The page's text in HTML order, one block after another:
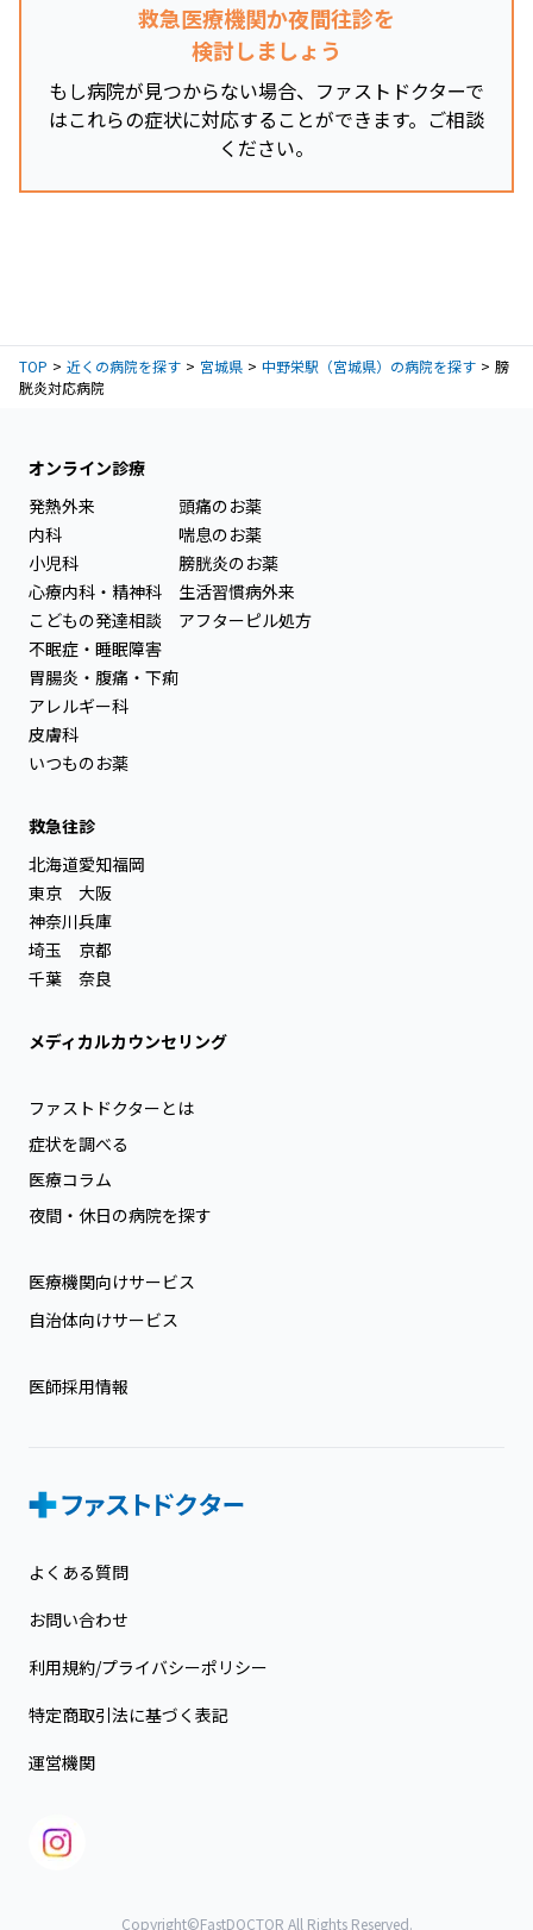
救急医療機関か夜間往診を
検討しましょう
もし病院が見つからない場合、ファストドクターで
はこれらの症状に対応することができます。ご相談
ください。
TOP 近くの病院を探す 宮城県 中野栄駅（宮城県）の病院を探す
膀
胱炎対応病院
オンライン診療
発熱外来
内科
小児科
心療内科・精神科
こどもの発達相談
不眠症・睡眠障害
胃腸炎・腹痛・下痢
アレルギー科
皮膚科
いつものお薬
頭痛のお薬
喘息のお薬
膀胱炎のお薬
生活習慣病外来
アフターピル処方
救急往診
北海道
東京
神奈川
埼玉
千葉
愛知
大阪
兵庫
京都
奈良
福岡
メディカルカウンセリング
ファストドクターとは
症状を調べる
医療コラム
夜間・休日の病院を探す
医療機関向けサービス
自治体向けサービス
医師採用情報
よくある質問
お問い合わせ
利用規約/プライバシーポリシー
特定商取引法に基づく表記
運営機関
Copyright©FastDOCTOR All Rights Reserved.